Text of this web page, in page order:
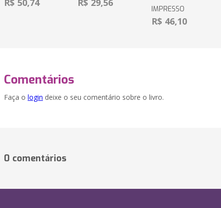
R$ 50,74 R$ 29,56
IMPRESSO
R$ 46,10
Comentários
Faça o login deixe o seu comentário sobre o livro.
0 comentários